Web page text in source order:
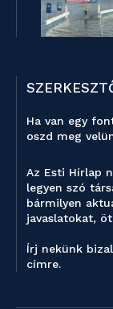
Ha van egy
oszd meg
Az Esti Hírlap
legyen szó
bármilyen
javaslatokat,
Írj nekünk
címre.